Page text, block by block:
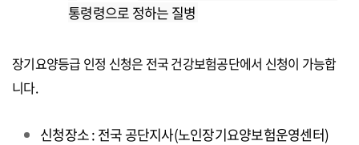
통령령으로 정하는 질병
장기요양등급 인정 신청은 전국 건강보험공단에서 신청이 가능합
니다.
신청장소 : 전국 공단지사(노인장기요양보험운영센터)